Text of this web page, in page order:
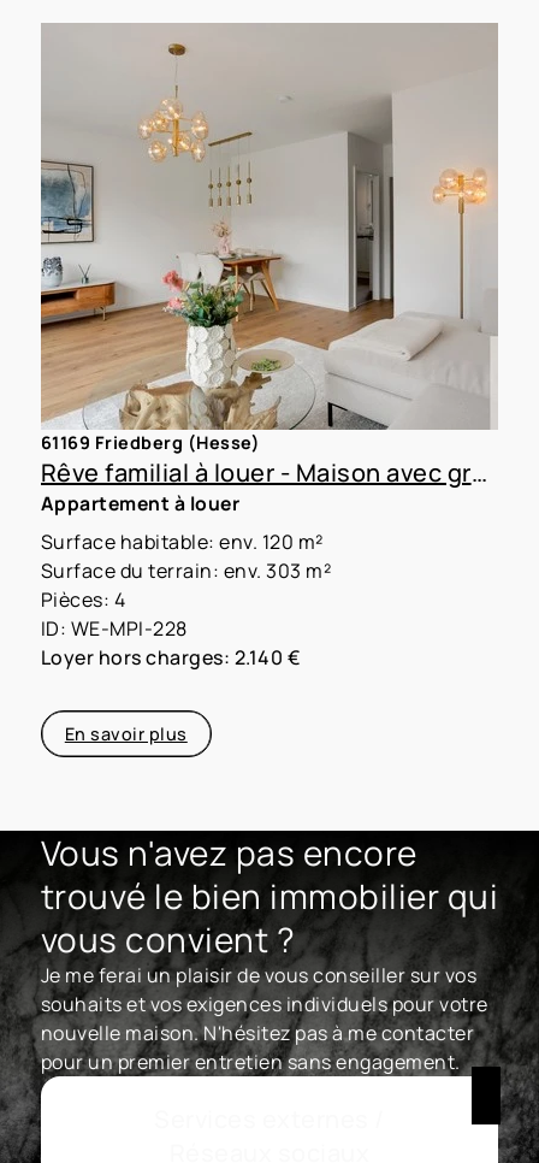
61169 Friedberg (Hesse)
Rêve familial à louer - Maison avec grand jardin
Appartement à louer
Surface habitable: env. 120 m²
Surface du terrain: env. 303 m²
Pièces: 4
ID: WE-MPI-228
Loyer hors charges: 2.140 €
En savoir plus
Vous n'avez pas encore
trouvé le bien immobilier qui
vous convient ?
Je me ferai un plaisir de vous conseiller sur vos
souhaits et vos exigences individuels pour votre
nouvelle maison. N'hésitez pas à me contacter
pour un premier entretien sans engagement.